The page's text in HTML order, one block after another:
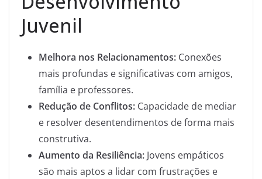
Juvenil
Melhora nos Relacionamentos: Conexões
mais profundas e significativas com amigos,
família e professores.
Redução de Conflitos: Capacidade de mediar
e resolver desentendimentos de forma mais
construtiva.
Aumento da Resiliência: Jovens empáticos
são mais aptos a lidar com frustrações e